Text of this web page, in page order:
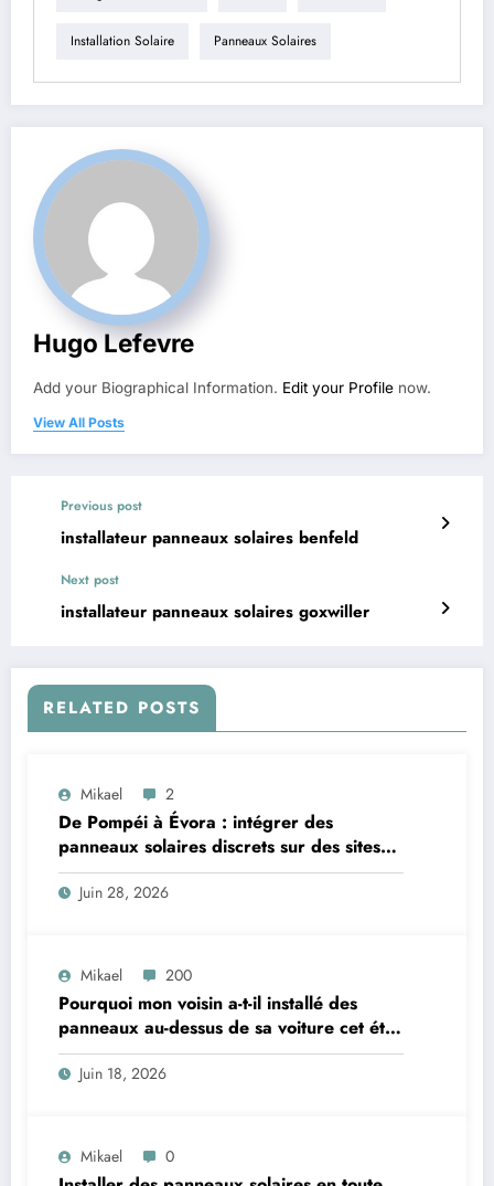
Installation Solaire Panneaux Solaires
Hugo Lefevre
Add your Biographical Information. Edit your Profile now.
View All Posts
Previous post
installateur panneaux solaires benfeld
Next post
installateur panneaux solaires goxwiller
RELATED POSTS
Mikael 2
De Pompéi à Évora : intégrer des
panneaux solaires discrets sur des sites
classés au patrimoine
Juin 28, 2026
Mikael 200
Pourquoi mon voisin a-t-il installé des
panneaux au-dessus de sa voiture cet été
? Un mystère à éclaircir !
Juin 18, 2026
Mikael 0